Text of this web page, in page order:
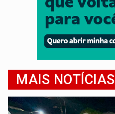
MAIS NOTÍCIAS